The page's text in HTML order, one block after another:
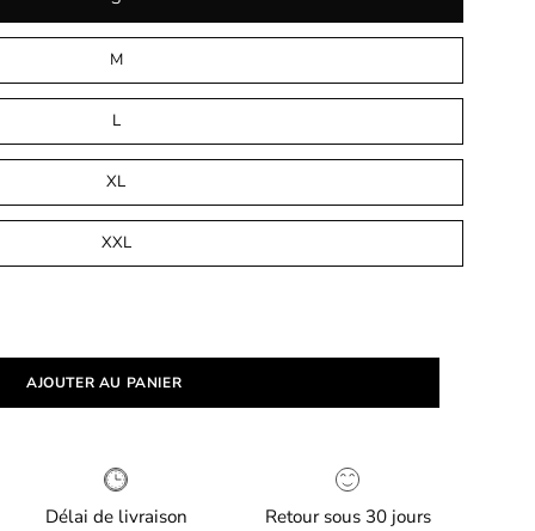
M
L
XL
XXL
AJOUTER AU PANIER
Délai de livraison
Retour sous 30 jours